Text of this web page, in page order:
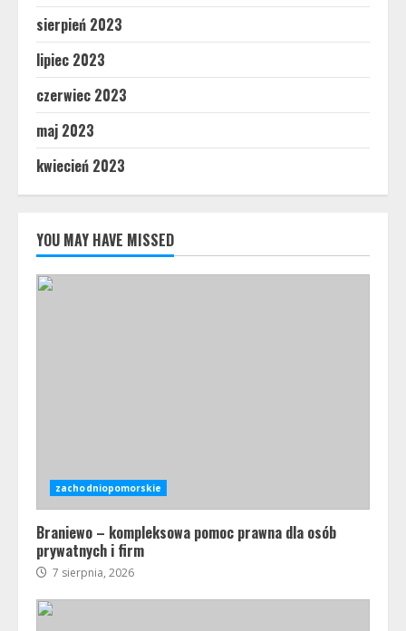
sierpień 2023
lipiec 2023
czerwiec 2023
maj 2023
kwiecień 2023
YOU MAY HAVE MISSED
zachodniopomorskie
Braniewo – kompleksowa pomoc prawna dla osób
prywatnych i firm
7 sierpnia, 2026